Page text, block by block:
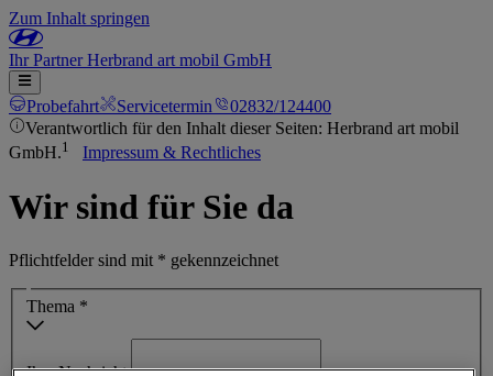
Zum Inhalt springen
IhrPartnerHerbrand art mobil GmbH
Probefahrt Servicetermin
02832/124400
Verantwortlich für den Inhalt dieser Seiten: Herbrand art mobil
GmbH.1 Impressum & Rechtliches
Wir sind für Sie da
Pflichtfelder sind mit * gekennzeichnet
Thema *
Ihre Nachricht